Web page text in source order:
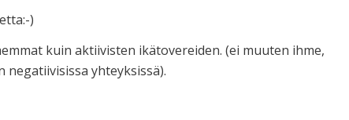
)
kuin aktiivisten ikätovereiden. (ei muuten ihme,
yhteyksissä).